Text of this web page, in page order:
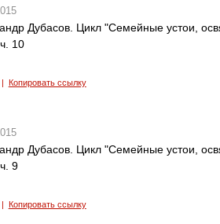
Дубасов. Цикл "Семейные устои,
10
Копировать ссылку
Дубасов. Цикл "Семейные устои,
9
Копировать ссылку